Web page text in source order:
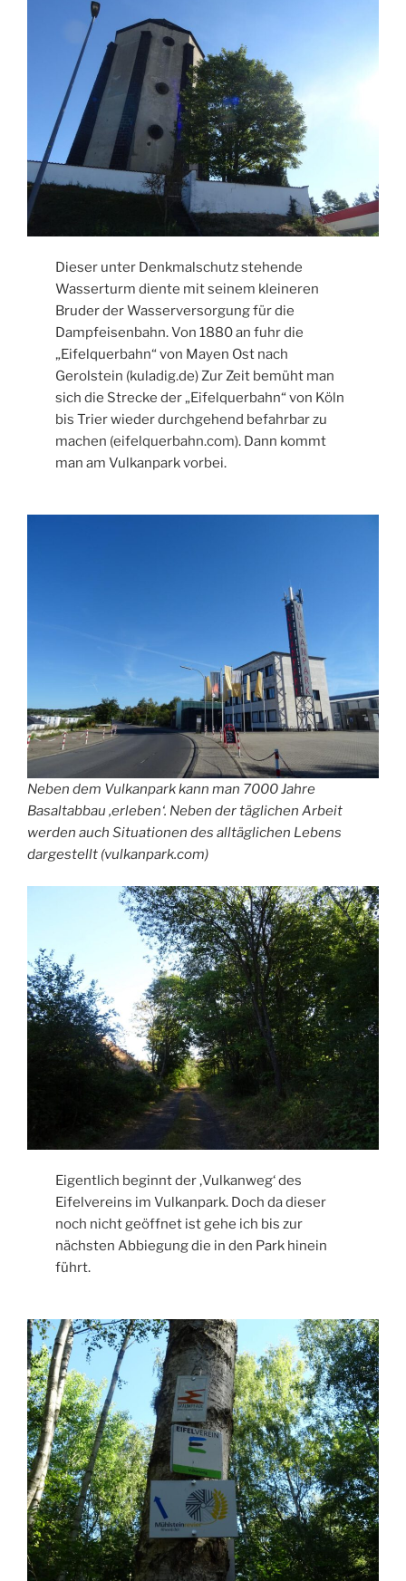
Dieser unter Denkmalschutz stehende
Wasserturm diente mit seinem kleineren
Bruder der Wasserversorgung für die
Dampfeisenbahn. Von 1880 an fuhr die
„Eifelquerbahn“ von Mayen Ost nach
Gerolstein (kuladig.de) Zur Zeit bemüht man
sich die Strecke der „Eifelquerbahn“ von Köln
bis Trier wieder durchgehend befahrbar zu
machen (eifelquerbahn.com). Dann kommt
man am Vulkanpark vorbei.
Neben dem Vulkanpark kann man 7000 Jahre
Basaltabbau ‚erleben‘. Neben der täglichen Arbeit
werden auch Situationen des alltäglichen Lebens
dargestellt (vulkanpark.com)
Eigentlich beginnt der ‚Vulkanweg‘ des
Eifelvereins im Vulkanpark. Doch da dieser
noch nicht geöffnet ist gehe ich bis zur
nächsten Abbiegung die in den Park hinein
führt.